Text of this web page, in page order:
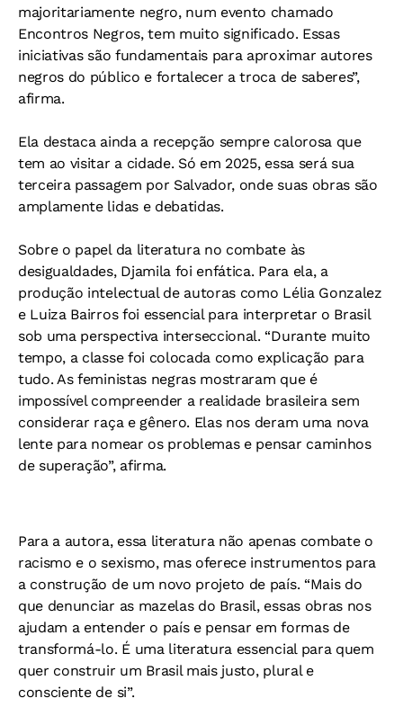
majoritariamente negro, num evento chamado
Encontros Negros, tem muito significado. Essas
iniciativas são fundamentais para aproximar autores
negros do público e fortalecer a troca de saberes”,
afirma.
Ela destaca ainda a recepção sempre calorosa que
tem ao visitar a cidade. Só em 2025, essa será sua
terceira passagem por Salvador, onde suas obras são
amplamente lidas e debatidas.
Sobre o papel da literatura no combate às
desigualdades, Djamila foi enfática. Para ela, a
produção intelectual de autoras como Lélia Gonzalez
e Luiza Bairros foi essencial para interpretar o Brasil
sob uma perspectiva interseccional. “Durante muito
tempo, a classe foi colocada como explicação para
tudo. As feministas negras mostraram que é
impossível compreender a realidade brasileira sem
considerar raça e gênero. Elas nos deram uma nova
lente para nomear os problemas e pensar caminhos
de superação”, afirma.
Para a autora, essa literatura não apenas combate o
racismo e o sexismo, mas oferece instrumentos para
a construção de um novo projeto de país. “Mais do
que denunciar as mazelas do Brasil, essas obras nos
ajudam a entender o país e pensar em formas de
transformá-lo. É uma literatura essencial para quem
quer construir um Brasil mais justo, plural e
consciente de si”.